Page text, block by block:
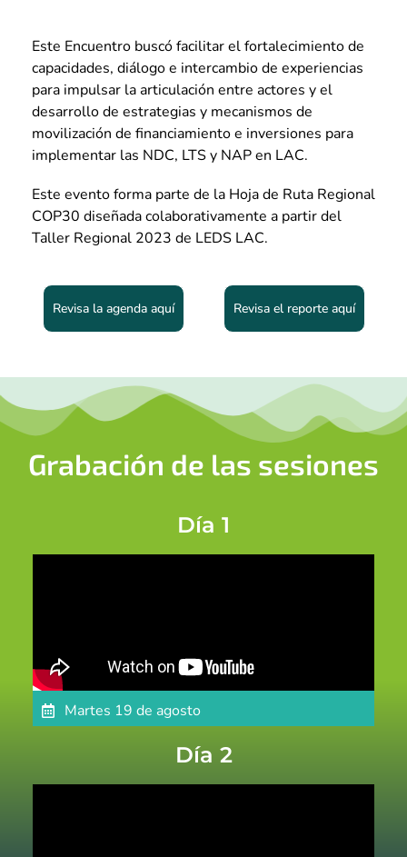
Este Encuentro buscó facilitar el fortalecimiento de
capacidades, diálogo e intercambio de experiencias
para impulsar la articulación entre actores y el
desarrollo de estrategias y mecanismos de
movilización de financiamiento e inversiones para
implementar las NDC, LTS y NAP en LAC.
Este evento forma parte de la Hoja de Ruta Regional
COP30 diseñada colaborativamente a partir del
Taller Regional 2023 de LEDS LAC.
Revisa la agenda aquí Revisa el reporte aquí
Grabación de las sesiones
Día 1
Martes 19 de agosto
Día 2